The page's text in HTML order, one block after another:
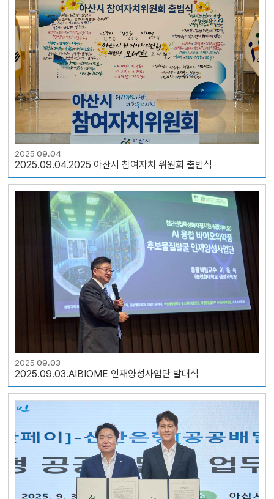
202509.04
2025.09.04.2025 아산시 참여자치 위원회 출범식
202509.03
2025.09.03.AIBIOME 인재양성사업단 발대식